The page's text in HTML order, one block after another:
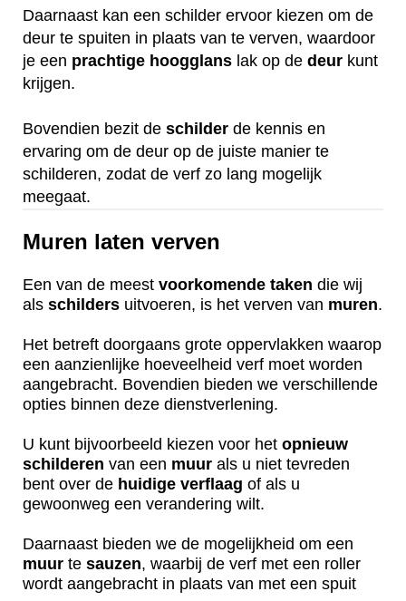
Daarnaast kan een schilder ervoor kiezen om de
deur te spuiten in plaats van te verven, waardoor
je een prachtige hoogglans lak op de deur kunt
krijgen.
Bovendien bezit de schilder de kennis en
ervaring om de deur op de juiste manier te
schilderen, zodat de verf zo lang mogelijk
meegaat.
Muren laten verven
Een van de meest voorkomende taken die wij
als schilders uitvoeren, is het verven van muren.
Het betreft doorgaans grote oppervlakken waarop
een aanzienlijke hoeveelheid verf moet worden
aangebracht. Bovendien bieden we verschillende
opties binnen deze dienstverlening.
U kunt bijvoorbeeld kiezen voor het opnieuw
schilderen van een muur als u niet tevreden
bent over de huidige verflaag of als u
gewoonweg een verandering wilt.
Daarnaast bieden we de mogelijkheid om een
muur te sauzen, waarbij de verf met een roller
wordt aangebracht in plaats van met een spuit